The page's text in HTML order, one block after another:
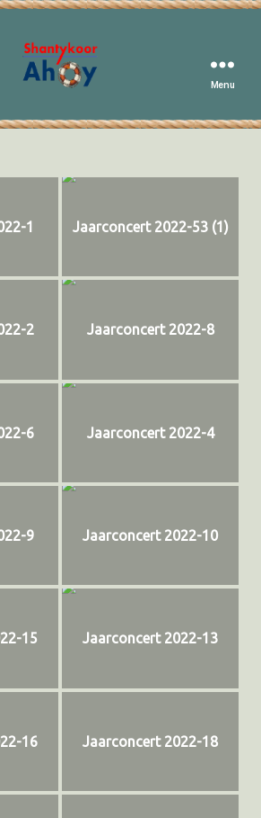
Ahoy
Menu
1 Jaarconcert 2022-53 (1)
2 Jaarconcert 2022-8
6 Jaarconcert 2022-4
9 Jaarconcert 2022-10
15 Jaarconcert 2022-13
16 Jaarconcert 2022-18